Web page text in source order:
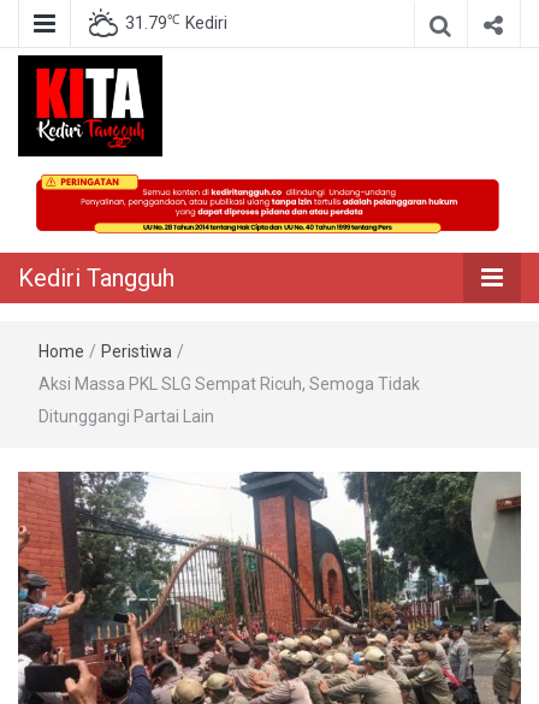
31.79℃ Kediri
Kediri Tangguh
Berita Akurat Terpercaya
Kediri Tangguh
Home / Peristiwa /
Aksi Massa PKL SLG Sempat Ricuh, Semoga Tidak
Ditunggangi Partai Lain